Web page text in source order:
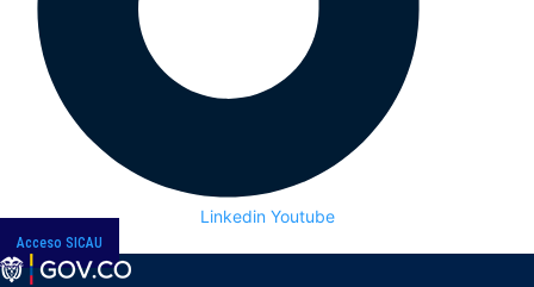
Linkedin Youtube
Acceso SICAU